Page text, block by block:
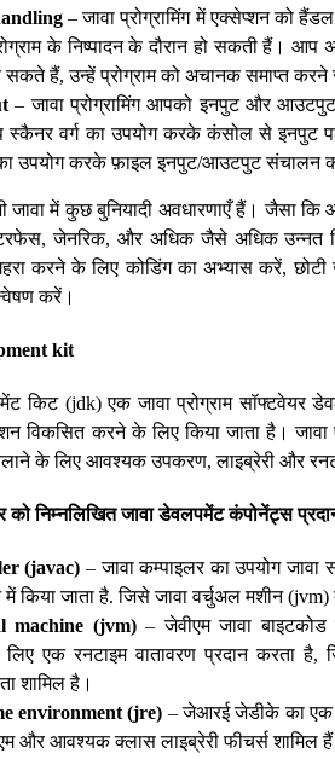
– जावा प्रोग्रामिंग में एक्सेप्शन को
के निष्पादन के दौरान हो सकती हैं।
सकते हैं, उन्हें प्रोग्राम को अचानक समाप्त
– जावा प्रोग्रामिंग आपको इनपुट और
वर्ग का उपयोग करके कंसोल से इनपुट
उपयोग करके फ़ाइल इनपुट/आउटपुट संचालन
जावा में कुछ बुनियादी अवधारणाएँ हैं। जैसा
जेनरिक, और अधिक जैसे अधिक उन्नत
करने के लिए कोडिंग का अभ्यास करें,
करें।
kit
किट (jdk) एक जावा प्रोग्राम सॉफ्टवेयर
विकसित करने के लिए किया जाता है।
के लिए आवश्यक उपकरण, लाइब्रेरी और
को निम्नलिखित जावा डेवलपमेंट कंपोनेंट्स
(javac) – जावा कम्पाइलर का उपयोग
में किया जाता है. जिसे जावा वर्चुअल मशीन (jvm)
machine (jvm)– जेवीएम जावा बाइटकोड
एक रनटाइम वातावरण प्रदान करता है,
शामिल है।
environment (jre) – जेआरई जेडीके का एक
और आवश्यक क्लास लाइब्रेरी फीचर्स